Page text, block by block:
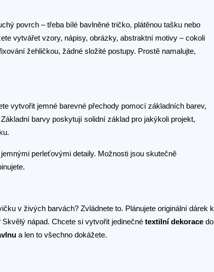
povrch – třeba bílé bavlněné tričko, plátěnou tašku nebo
vytvářet vzory, nápisy, obrázky, abstraktní motivy – cokoli
žehličkou, žádné složité postupy. Prostě namalujte,
vytvořit jemné barevné přechody pomocí základních barev,
barvy poskytují solidní základ pro jakýkoli projekt,
perleťovými detaily. Možnosti jsou skutečně
v živých barvách? Zvládnete to. Plánujete originální dárek k
nápad. Chcete si vytvořit jedinečné textilní dekorace do
a len to všechno dokážete.